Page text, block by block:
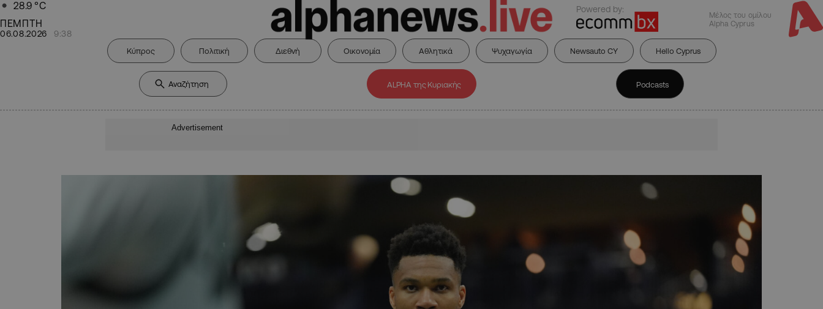
28.9 °C
ΠΕΜΠΤΗ
06.08.2026 9:38
Powered by:
Μέλος του ομίλου
Alpha Cyprus
Κύπρος Πολιτική Διεθνή Οικονομία Αθλητικά Ψυχαγωγία Newsauto CY Hello Cyprus
ALPHA της Κυριακής Podcasts
Advertisement